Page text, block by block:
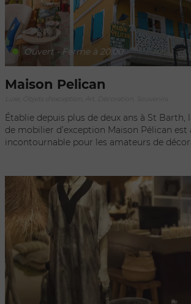
Ouvert - Ferme à 20:00
Maison Pelican
Établie depuis plus de deux ans à St Barth,
de mobilier d’exception Maison Pélican est
incontournable pour les amateurs de
singulière ou bien hors-du-commun, les
pour qualifier la considérable collection
pépites chinées, pièces extravagantes et
d’intérieur et d’extérieur qu’abrite la Maison
Plusieurs étages d’exposition, un shop/
centaines de pièces d’exception de
de la céramique de Vallauris à des
peinture contemporaine. Retrouvez-y des lithographies de
Ben ou Cocteau, affiches vintage
Pierre Malbec, Gangemi, Claude Viallat,
Ségui. Des fresques et céramiques de